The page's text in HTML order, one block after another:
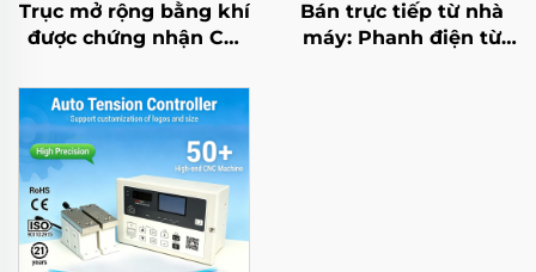
Trục mở rộng bằng khí
được chứng nhận CE,
nhôm, con lăn dệt may
ma sát thấp
Bán trực tiếp từ nhà
máy: Phanh điện từ